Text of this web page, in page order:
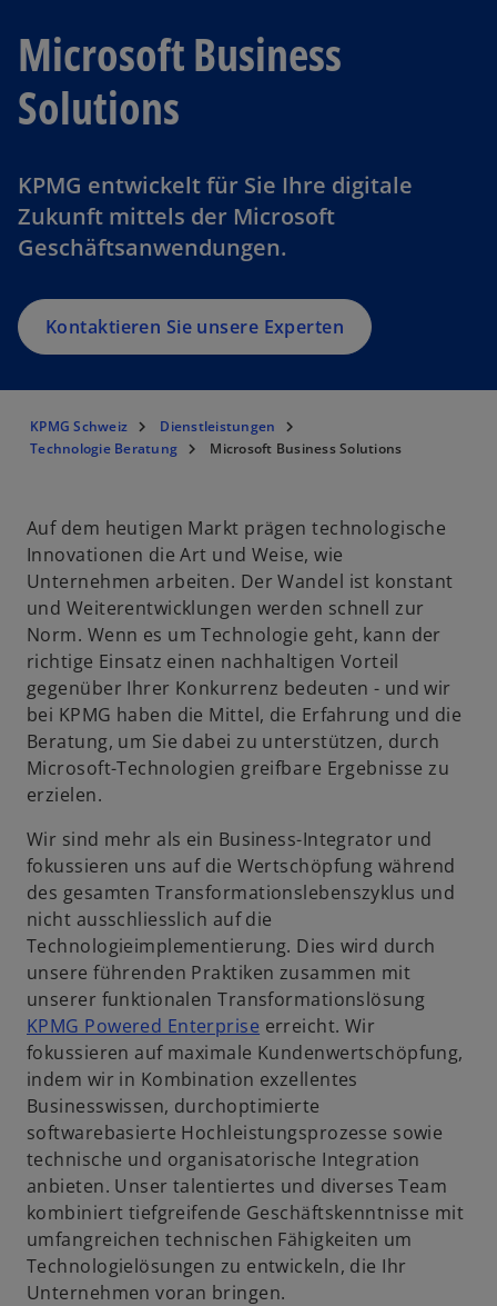
Microsoft Business
Solutions
KPMG entwickelt für Sie Ihre digitale
Zukunft mittels der Microsoft
Geschäftsanwendungen.
Kontaktieren Sie unsere Experten
KPMG Schweiz
Dienstleistungen
Technologie Beratung
Microsoft Business Solutions
Auf dem heutigen Markt prägen technologische
Innovationen die Art und Weise, wie
Unternehmen arbeiten. Der Wandel ist konstant
und Weiterentwicklungen werden schnell zur
Norm. Wenn es um Technologie geht, kann der
richtige Einsatz einen nachhaltigen Vorteil
gegenüber Ihrer Konkurrenz bedeuten - und wir
bei KPMG haben die Mittel, die Erfahrung und die
Beratung, um Sie dabei zu unterstützen, durch
Microsoft-Technologien greifbare Ergebnisse zu
erzielen.
Wir sind mehr als ein Business-Integrator und
fokussieren uns auf die Wertschöpfung während
des gesamten Transformationslebenszyklus und
nicht ausschliesslich auf die
Technologieimplementierung. Dies wird durch
unsere führenden Praktiken zusammen mit
unserer funktionalen Transformationslösung
KPMG Powered Enterprise erreicht. Wir
fokussieren auf maximale Kundenwertschöpfung,
indem wir in Kombination exzellentes
Businesswissen, durchoptimierte
softwarebasierte Hochleistungsprozesse sowie
technische und organisatorische Integration
anbieten. Unser talentiertes und diverses Team
kombiniert tiefgreifende Geschäftskenntnisse mit
umfangreichen technischen Fähigkeiten um
Technologielösungen zu entwickeln, die Ihr
Unternehmen voran bringen.